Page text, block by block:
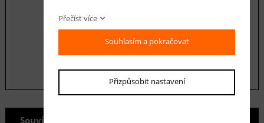
odeslat
Související produkty
Přečíst více
Souhlasím a pokračovat
Přizpůsobit nastavení